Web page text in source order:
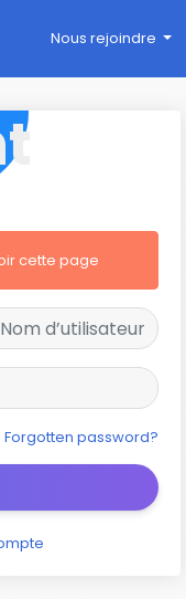
Nous rejoindre
cette page
Forgotten password?